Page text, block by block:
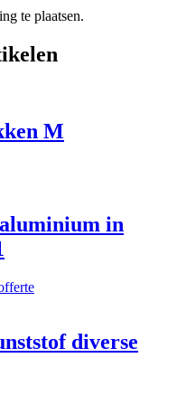
te plaatsen.
M
meerdere
in
diverse